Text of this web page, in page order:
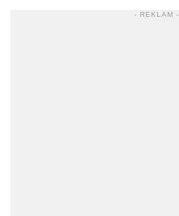
- REKLAM -